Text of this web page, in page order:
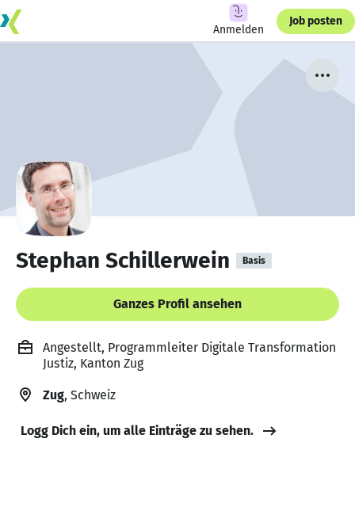
Anmelden
Job posten
Stephan Schillerwein Basis
Ganzes Profil ansehen
Angestellt, Programmleiter Digitale Transformation
Justiz, Kanton Zug
Zug, Schweiz
Logg Dich ein, um alle Einträge zu sehen.